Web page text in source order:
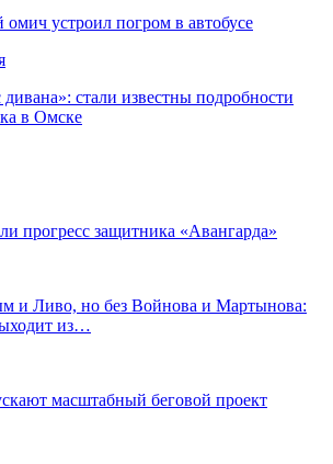
омич устроил погром в автобусе
стали известны подробности
в Омске
прогресс защитника «Авангарда»
и Ливо, но без Войнова и Мартынова:
из…
масштабный беговой проект